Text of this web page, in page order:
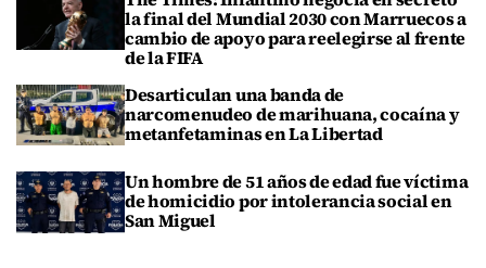
la final del Mundial 2030 con Marruecos a
cambio de apoyo para reelegirse al frente
de la FIFA
Desarticulan una banda de
narcomenudeo de marihuana, cocaína y
metanfetaminas en La Libertad
Un hombre de 51 años de edad fue víctima
de homicidio por intolerancia social en
San Miguel